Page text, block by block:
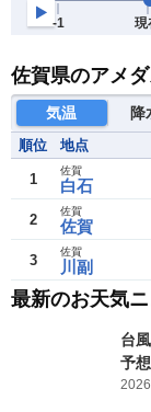
佐賀県のアメ
気温 降
順位 地点
1 白石
佐賀
2 佐賀
佐賀
3 川副
佐賀
最新のお天気
台
予